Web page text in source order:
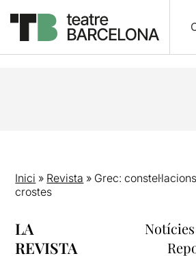
Inici » Revista » Grec:
crostes
LA
REVISTA
Notícies